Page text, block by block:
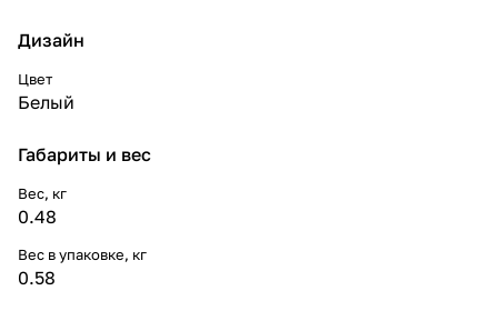
Дизайн
Цвет
Белый
Габариты и вес
Вес, кг
0.48
Вес в упаковке, кг
0.58